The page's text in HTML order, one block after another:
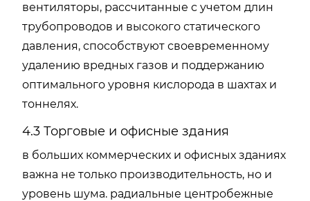
вентиляторы, рассчитанные с учетом длин
трубопроводов и высокого статического
давления, способствуют своевременному
удалению вредных газов и поддержанию
оптимального уровня кислорода в шахтах и
тоннелях.
4.3 Торговые и офисные здания
в больших коммерческих и офисных зданиях
важна не только производительность, но и
уровень шума. радиальные центробежные